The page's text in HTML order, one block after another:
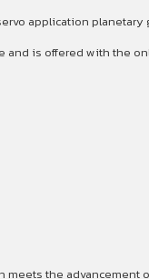
application planetary
is offered with the
meets the advancement